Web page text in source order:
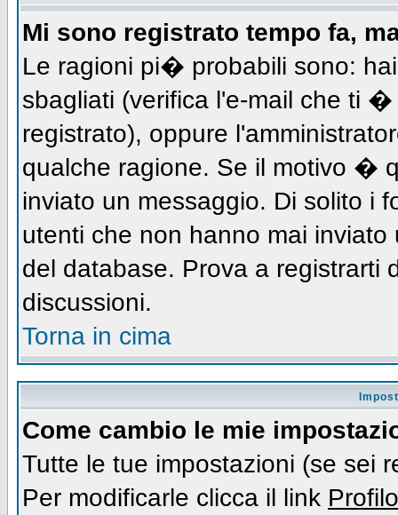
Mi sono registrato tempo fa,
Le ragioni pi� probabili sono:
sbagliati (verifica l'e-mail che ti
registrato), oppure
qualche ragione. Se il motivo �
inviato un messaggio. Di solito i
utenti che non hanno mai
del database. Prova a registrarti
discussioni.
Torna in cima
Come cambio le mie
Tutte le tue impostazioni (se sei
Per modificarle clicca il link Profilo